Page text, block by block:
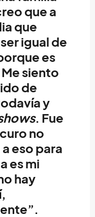
que a
que
igual de
es
siento
de
y
. Fue
no
eso para
es mi
hay